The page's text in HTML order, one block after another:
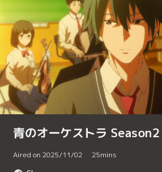
青のオーケストラ
Aired on 2025/11/02 25mins